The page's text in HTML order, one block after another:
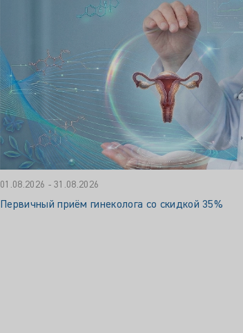
01.08.2026 - 31.08.2026
Первичный приём гинеколога со скидкой 35%